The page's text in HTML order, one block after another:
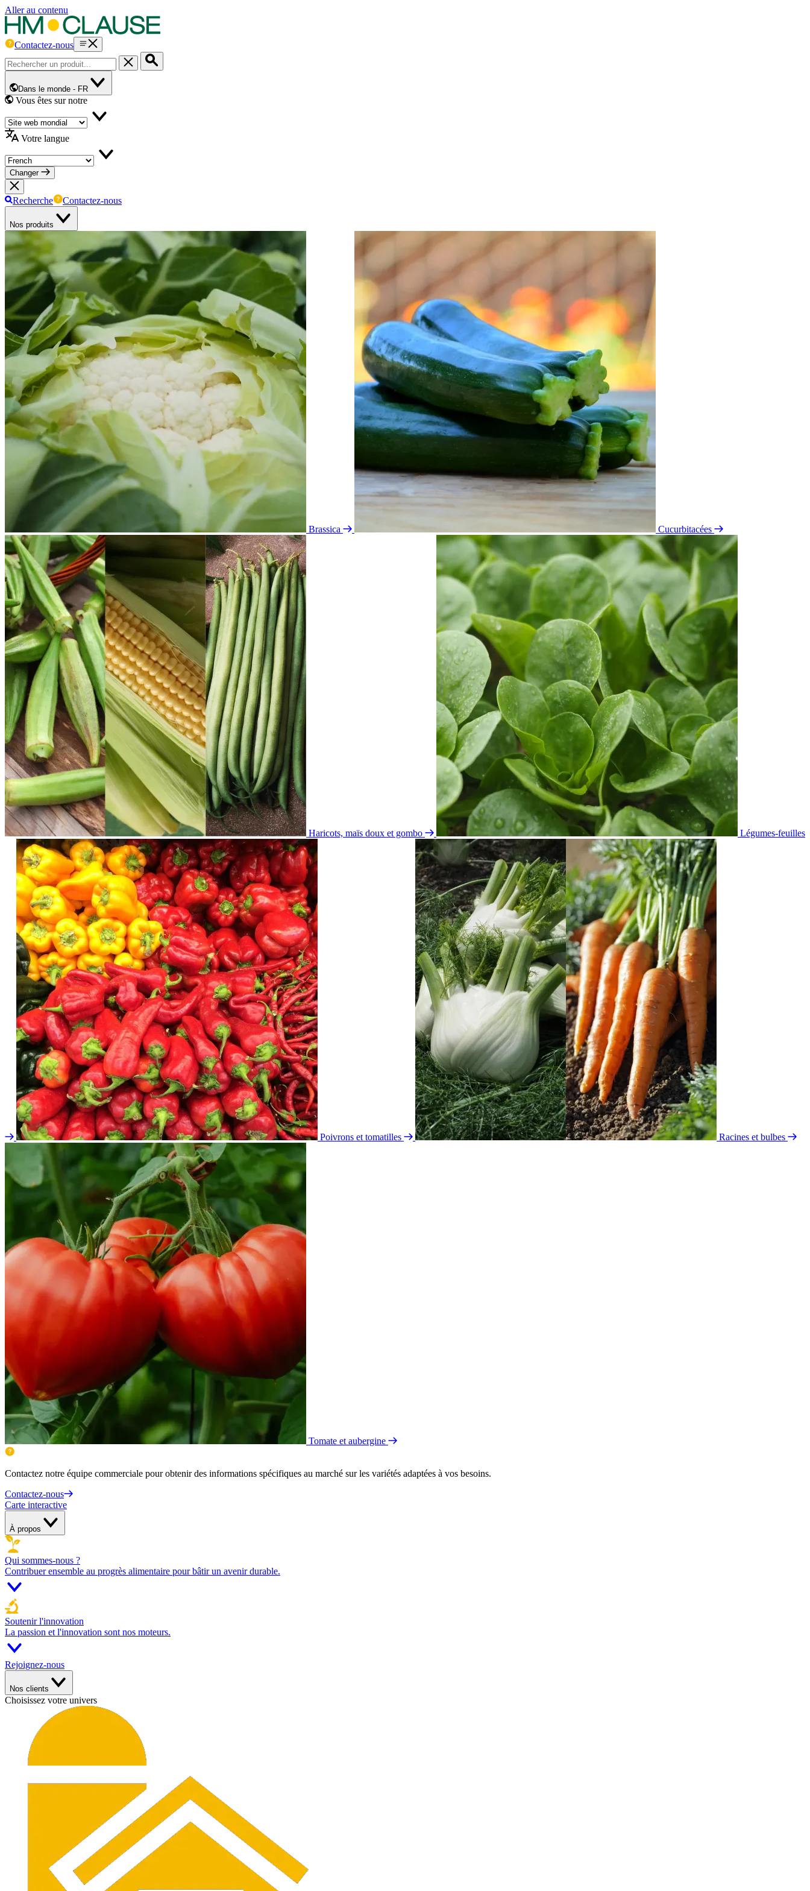
Aller au contenu
Contactez-nous
Dans le monde - FR
Vous êtes sur notre
Votre langue
Changer
Recherche Contactez-nous
Nos produits
Brassica Cucurbitacées
Haricots, maïs doux et gombo Légumes-feuilles
Poivrons et tomatilles Racines et bulbes
Tomate et aubergine
Contactez notre équipe commerciale pour obtenir des informations spécifiques au marché sur les variétés adaptées à vos besoins.
Contactez-nous
Carte interactive
À propos
Qui sommes-nous ?
Contribuer ensemble au progrès alimentaire pour bâtir un avenir durable.
Soutenir l'innovation
La passion et l'innovation sont nos moteurs.
Rejoignez-nous
Nos clients
Choisissez votre univers